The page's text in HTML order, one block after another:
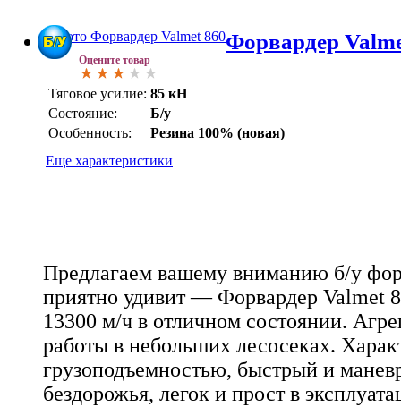
Оцените товар
Форвардер
Тяговое усилие: 85 кН
Состояние:
Б/у
Особенность:
Резина 100% (новая)
Еще характеристики
Предлагаем вашему вниманию б/у
приятно удивит — Форвардер Valmet
13300 м/ч в отличном состоянии.
работы в небольших лесосеках.
грузоподъемностью, быстрый и
бездорожья, легок и прост в